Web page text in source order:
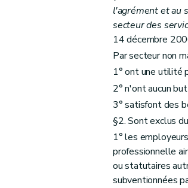
Chapitre IX Dispositions
l'agrément et au
secteur des
14 décembre
Par secteur non
1° ont une utilité
2° n'ont aucun
3° satisfont des
§2. Sont exclus
1° les
professionnelle
ou statutaires
subventionnées